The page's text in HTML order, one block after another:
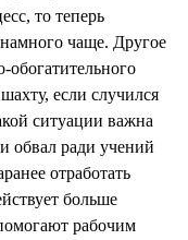
то теперь
чаще. Другое
если случился
ситуации важна
обвал ради учений
отработать
больше
рабочим